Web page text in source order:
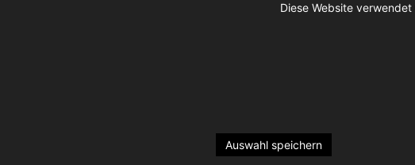
Diese Website
Auswahl speichern